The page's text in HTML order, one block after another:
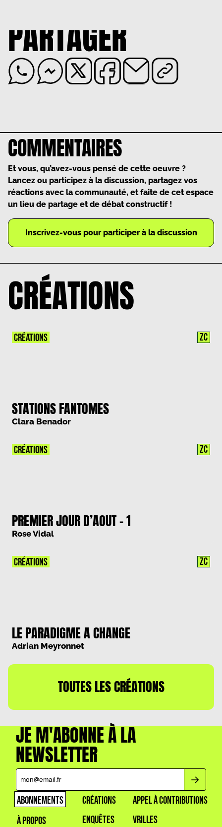
PARTAGER
COMMENTAIRES
Et vous, qu’avez-vous pensé de cette oeuvre ?
Lancez ou participez à la discussion, partagez vos
réactions avec la communauté, et faite de cet espace
un lieu de partage et de débat constructif !
Inscrivez-vous pour participer à la discussion
CRÉATIONS
STATIONS FANTOMES
Clara Benador
CRÉATIONS ZC
PREMIER JOUR D’AOUT – 1
Rose Vidal
CRÉATIONS ZC
LE PARADIGME A CHANGE
Adrian Meyronnet
CRÉATIONS ZC
TOUTES LES CRÉATIONS
JE M'ABONNE À LA
NEWSLETTER
ABONNEMENTS
À PROPOS
CRÉATIONS
ENQUÊTES
APPEL À CONTRIBUTIONS
VRILLES